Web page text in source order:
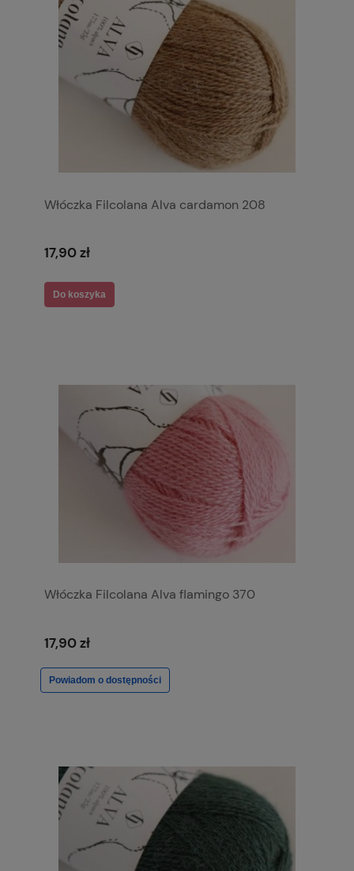
Włóczka Filcolana Alva cardamon 208
17,90 zł
Do koszyka
Włóczka Filcolana Alva flamingo 370
17,90 zł
Powiadom o dostępności